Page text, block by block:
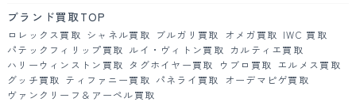
ブランド買取TOP
ロレックス買取 シャネル買取 ブルガリ買取 オメガ買取 IWC 買取
パテックフィリップ買取 ルイ・ヴィトン買取
カルティエ買取
ハリーウィンストン買取
タグホイヤー買取 ウブロ買取 エルメス買取
グッチ買取 ティファニー買取 パネライ買取
オーデマピゲ買取
ヴァンクリーフ＆アーペル買取